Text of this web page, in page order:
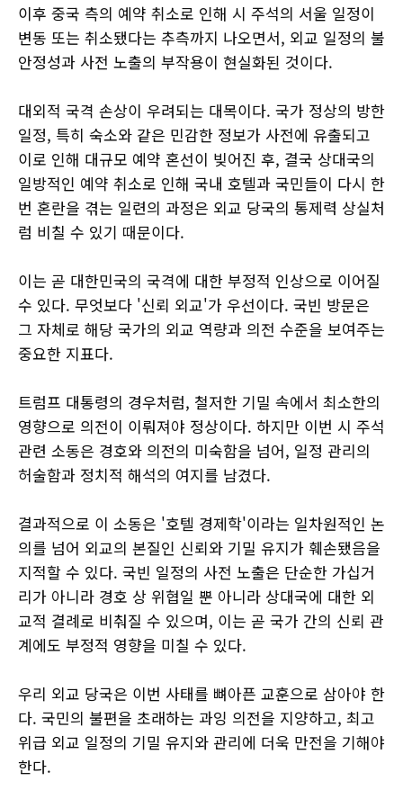
이후 중국 측의 예약 취소로 인해 시 주석의 서울 일정이
변동 또는 취소됐다는 추측까지 나오면서, 외교 일정의 불
안정성과 사전 노출의 부작용이 현실화된 것이다.
대외적 국격 손상이 우려되는 대목이다. 국가 정상의 방한
일정, 특히 숙소와 같은 민감한 정보가 사전에 유출되고
이로 인해 대규모 예약 혼선이 빚어진 후, 결국 상대국의
일방적인 예약 취소로 인해 국내 호텔과 국민들이 다시 한
번 혼란을 겪는 일련의 과정은 외교 당국의 통제력 상실처
럼 비칠 수 있기 때문이다.
이는 곧 대한민국의 국격에 대한 부정적 인상으로 이어질
수 있다. 무엇보다 '신뢰 외교'가 우선이다. 국빈 방문은
그 자체로 해당 국가의 외교 역량과 의전 수준을 보여주는
중요한 지표다.
트럼프 대통령의 경우처럼, 철저한 기밀 속에서 최소한의
영향으로 의전이 이뤄져야 정상이다. 하지만 이번 시 주석
관련 소동은 경호와 의전의 미숙함을 넘어, 일정 관리의
허술함과 정치적 해석의 여지를 남겼다.
결과적으로 이 소동은 '호텔 경제학'이라는 일차원적인 논
의를 넘어 외교의 본질인 신뢰와 기밀 유지가 훼손됐음을
지적할 수 있다. 국빈 일정의 사전 노출은 단순한 가십거
리가 아니라 경호 상 위협일 뿐 아니라 상대국에 대한 외
교적 결례로 비춰질 수 있으며, 이는 곧 국가 간의 신뢰 관
계에도 부정적 영향을 미칠 수 있다.
우리 외교 당국은 이번 사태를 뼈아픈 교훈으로 삼아야 한
다. 국민의 불편을 초래하는 과잉 의전을 지양하고, 최고
위급 외교 일정의 기밀 유지와 관리에 더욱 만전을 기해야
한다.